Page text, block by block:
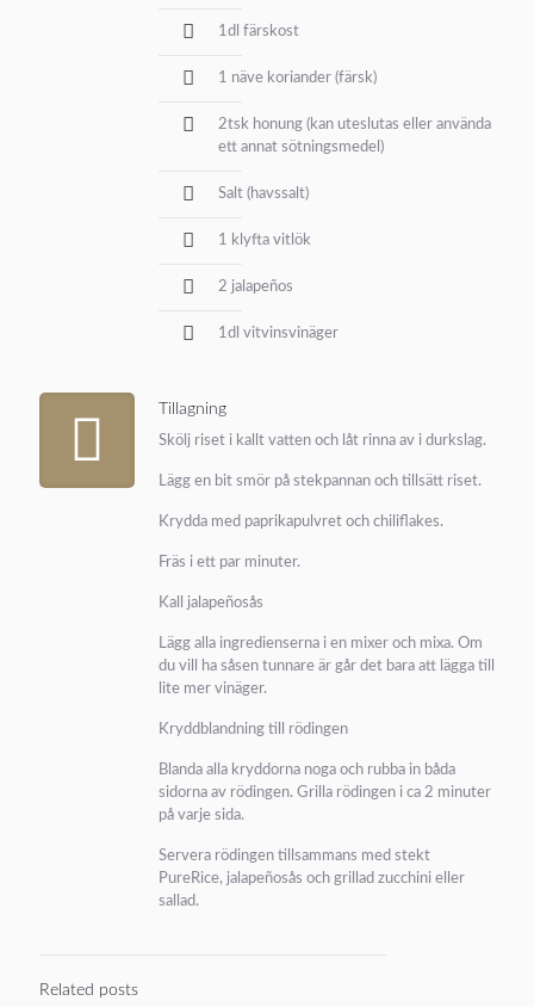
1dl färskost
1 näve koriander (färsk)
2tsk honung (kan uteslutas eller använda
ett annat sötningsmedel)
Salt (havssalt)
1 klyfta vitlök
2 jalapeños
1dl vitvinsvinäger
Tillagning
Skölj riset i kallt vatten och låt rinna av i durkslag.
Lägg en bit smör på stekpannan och tillsätt riset.
Krydda med paprikapulvret och chiliflakes.
Fräs i ett par minuter.
Kall jalapeñosås
Lägg alla ingredienserna i en mixer och mixa. Om
du vill ha såsen tunnare är går det bara att lägga till
lite mer vinäger.
Kryddblandning till rödingen
Blanda alla kryddorna noga och rubba in båda
sidorna av rödingen. Grilla rödingen i ca 2 minuter
på varje sida.
Servera rödingen tillsammans med stekt
PureRice, jalapeñosås och grillad zucchini eller
sallad.
Related posts